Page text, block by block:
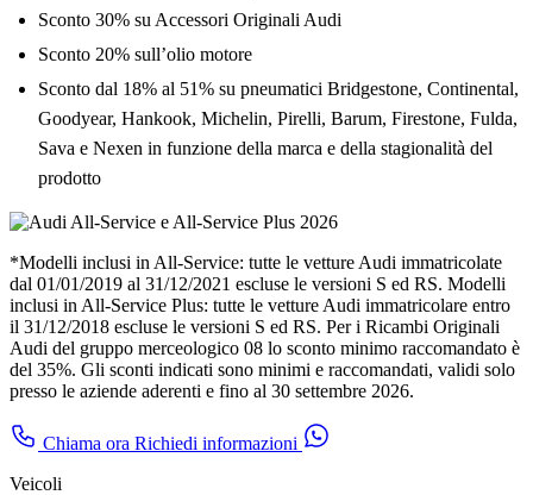
Sconto 30% su Accessori Originali Audi
Sconto 20% sull’olio motore
Sconto dal 18% al 51% su pneumatici Bridgestone, Continental,
Goodyear, Hankook, Michelin, Pirelli, Barum, Firestone, Fulda,
Sava e Nexen in funzione della marca e della stagionalità del
prodotto
*Modelli inclusi in All-Service: tutte le vetture Audi immatricolate
dal 01/01/2019 al 31/12/2021 escluse le versioni S ed RS. Modelli
inclusi in All-Service Plus: tutte le vetture Audi immatricolare entro
il 31/12/2018 escluse le versioni S ed RS. Per i Ricambi Originali
Audi del gruppo merceologico 08 lo sconto minimo raccomandato è
del 35%. Gli sconti indicati sono minimi e raccomandati, validi solo
presso le aziende aderenti e fino al 30 settembre 2026.
Chiama ora Richiedi informazioni
Veicoli